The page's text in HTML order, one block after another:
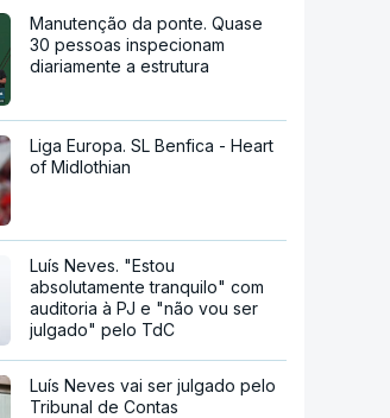
Manutenção da ponte. Quase
30 pessoas inspecionam
diariamente a estrutura
Liga Europa. SL Benfica - Heart
of Midlothian
Luís Neves. "Estou
absolutamente tranquilo" com
auditoria à PJ e "não vou ser
julgado" pelo TdC
Luís Neves vai ser julgado pelo
Tribunal de Contas